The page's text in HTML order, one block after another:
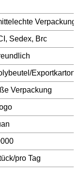
Verpackung
Sedex, Brc
Exportkarton
Verpackung
pro Tag